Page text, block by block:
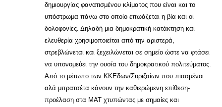
δημιουργίας φανατισμένου κλίματος που είναι και το
υπόστρωμα πάνω στο οποίο επωάζεται η βία και οι
δολοφονίες. Δηλαδή μια δημοκρατική κατάκτηση και
ελευθερία χρησιμοποιείται από την αριστερά,
στρεβλώνεται και ξεχειλώνεται σε σημείο ώστε να φτάσει
να υπονομεύει την ουσία του δημοκρατικού πολιτεύματος.
Από το μέτωπο των ΚΚΕδων/Συριζαίων που πιασμένοι
αλά μπρατσέτα κάνουν την καθιερώμενη επίθεση-
προέλαση στα ΜΑΤ χτυπώντας με σημαίες και